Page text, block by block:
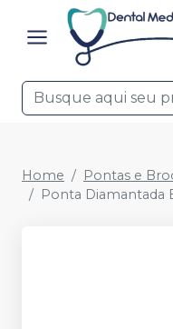
Home Pontas e
Ponta Diamantada